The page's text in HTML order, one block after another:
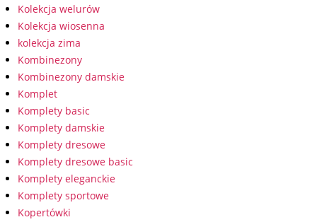
Kolekcja welurów
Kolekcja wiosenna
kolekcja zima
Kombinezony
Kombinezony damskie
Komplet
Komplety basic
Komplety damskie
Komplety dresowe
Komplety dresowe basic
Komplety eleganckie
Komplety sportowe
Kopertówki